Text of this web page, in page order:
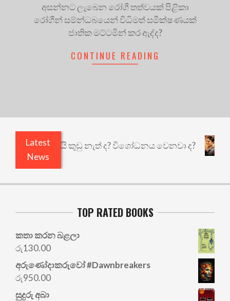
අසන්නට ලැබෙන රෝගී තත්වයක් පිළිකා
රෝගීන් සම්න්ධබයෙන් විධිමත් සමීක්ෂණයක්
ජාතික මට්ටමින් කර ඇද්ද?
CONTINUE READING
Latest
News
ඇතුළෙයි කුඩු නැත් ද? විශෝධනය වෙනවා ද?
TOP RATED BOOKS
කතා කරන බළලා
රු130.00
අරු‍ණෝදාකරුවෝ #Dawnbreakers
රු950.00
සුදුරු අබා